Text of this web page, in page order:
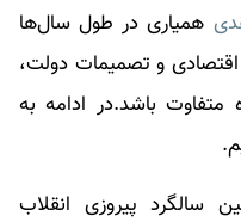
همیاری در طول سال‌ها
و تصمیمات دولت،
باشد.در ادامه به
پیروزی انقلاب